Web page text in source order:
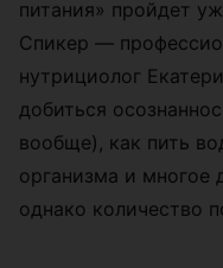
питания» пройдет
Спикер —
нутрициолог
добиться
вообще), как пить
организма и многое
однако количество